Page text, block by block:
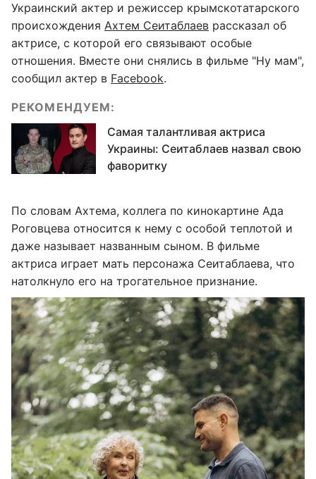
Украинский актер и режиссер крымскотатарского
происхождения Ахтем Сеитаблаев рассказал об
актрисе, с которой его связывают особые
отношения. Вместе они снялись в фильме "Ну мам",
сообщил актер в Facebook.
РЕКОМЕНДУЕМ:
Самая талантливая актриса
Украины: Сеитаблаев назвал свою
фаворитку
По словам Ахтема, коллега по кинокартине Ада
Роговцева относится к нему с особой теплотой и
даже называет названным сыном. В фильме
актриса играет мать персонажа Сеитаблаева, что
натолкнуло его на трогательное признание.